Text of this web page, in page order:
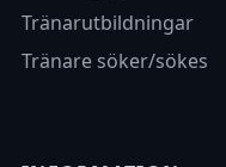
Tränarutbildningar
Tränare söker/sökes